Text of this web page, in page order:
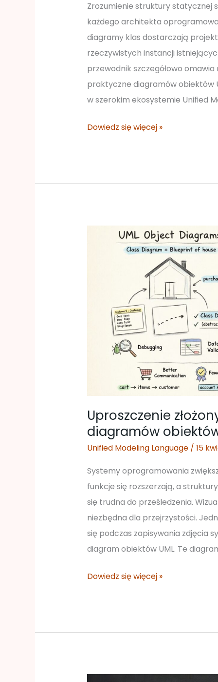
Zrozumienie struktury statycznej
każdego architekta
diagramy klas dostarczają
rzeczywistych instancji
przewodnik szczegółowo
praktyczne diagramów obiektów
w szerokim ekosystemie Unified
Dowiedz się więcej »
Uproszczenie
diagramów
Unified Modeling Language/ 15
Systemy oprogramowania
funkcje się rozszerzają, a
się trudna do prześledzenia.
niezbędna dla przejrzystości.
się podczas zapisywania zdjęcia
diagram obiektów UML. Te
Uproszczenie
złożonych
diagramów
obiektów
Dowiedz się więcej »